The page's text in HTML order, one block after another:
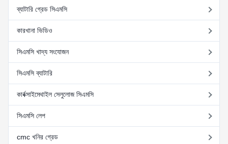
ব্যাটারি গ্রেড সিএমসি
কারখানা ভিডিও
সিএমসি খাদ্য সংযোজন
সিএমসি ব্যাটারি
কার্বক্সাইমেথাইল সেলুলোজ সিএমসি
সিএমসি লেপ
cmc খনির গ্রেড